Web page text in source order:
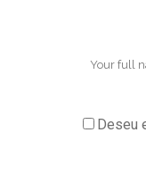
Deseu